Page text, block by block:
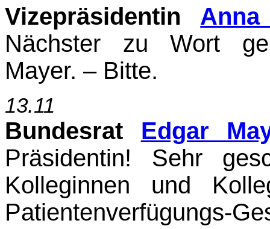
Vizepräsidentin
Nächster zu Wort
Mayer. – Bitte.
13.11
Bundesrat Edgar
Präsidentin! Sehr
Kolleginnen und